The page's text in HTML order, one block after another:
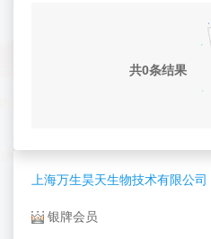
上海万生昊天生物技术有限公司
银牌会员
共0条结果